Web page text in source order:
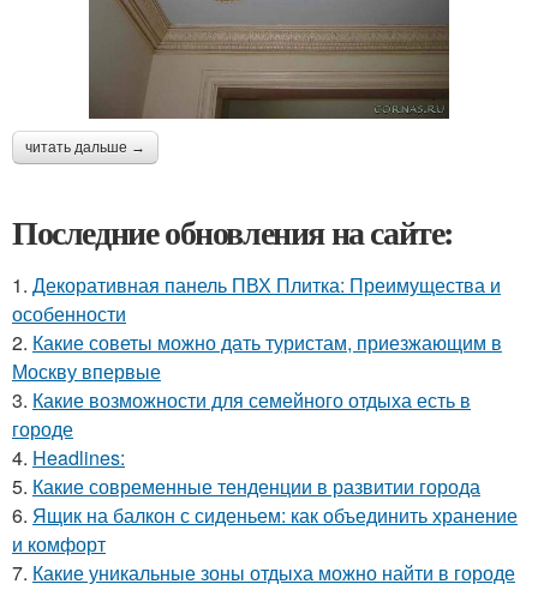
читать дальше →
Последние обновления на сайте:
1. Декоративная панель ПВХ Плитка: Преимущества и
особенности
2. Какие советы можно дать туристам, приезжающим в
Москву впервые
3. Какие возможности для семейного отдыха есть в
городе
4. Headlines:
5. Какие современные тенденции в развитии города
6. Ящик на балкон с сиденьем: как объединить хранение
и комфорт
7. Какие уникальные зоны отдыха можно найти в городе